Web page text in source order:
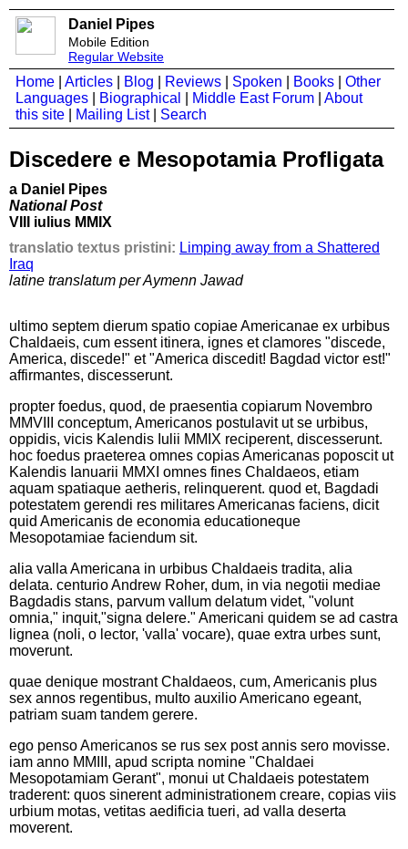
Daniel Pipes
Mobile Edition
Regular Website
Home Articles Blog Reviews Spoken Books
Other
Languages
Biographical Middle East Forum
About
this site
Mailing List| Search
Discedere e Mesopotamia Profligata
a Daniel Pipes
National Post
VIII iulius MMIX
translatio textus pristini: Limping away from a Shattered
Iraq
latine translatum per Aymenn Jawad
ultimo septem dierum spatio copiae Americanae ex urbibus
Chaldaeis, cum essent itinera, ignes et clamores "discede,
America, discede!" et "America discedit! Bagdad victor est!"
affirmantes, discesserunt.
propter foedus, quod, de praesentia copiarum Novembro
MMVIII conceptum, Americanos postulavit ut se urbibus,
oppidis, vicis Kalendis Iulii MMIX reciperent, discesserunt.
hoc foedus praeterea omnes copias Americanas poposcit ut
Kalendis Ianuarii MMXI omnes fines Chaldaeos, etiam
aquam spatiaque aetheris, relinquerent. quod et, Bagdadi
potestatem gerendi res militares Americanas faciens, dicit
quid Americanis de economia educationeque
Mesopotamiae faciendum sit.
alia valla Americana in urbibus Chaldaeis tradita, alia
delata. centurio Andrew Roher, dum, in via negotii mediae
Bagdadis stans, parvum vallum delatum videt, "volunt
omnia," inquit,"signa delere." Americani quidem se ad castra
lignea (noli, o lector, 'valla' vocare), quae extra urbes sunt,
moverunt.
quae denique mostrant Chaldaeos, cum, Americanis plus
sex annos regentibus, multo auxilio Americano egeant,
patriam suam tandem gerere.
ego penso Americanos se rus sex post annis sero movisse.
iam anno MMIII, apud scripta nomine "Chaldaei
Mesopotamiam Gerant", monui ut Chaldaeis potestatem
traderent: quos sinerent administrationem creare, copias viis
urbium motas, vetitas aedificia tueri, ad valla deserta
moverent.